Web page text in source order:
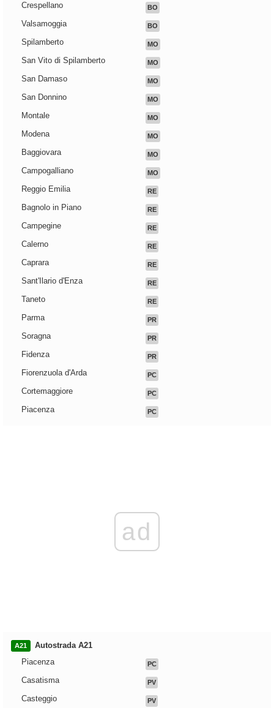
Crespellano BO
Valsamoggia BO
Spilamberto MO
San Vito di Spilamberto MO
San Damaso MO
San Donnino MO
Montale MO
Modena MO
Baggiovara MO
Campogalliano MO
Reggio Emilia RE
Bagnolo in Piano RE
Campegine RE
Calerno RE
Caprara RE
Sant'Ilario d'Enza RE
Taneto RE
Parma PR
Soragna PR
Fidenza PR
Fiorenzuola d'Arda PC
Cortemaggiore PC
Piacenza PC
ad
A21
Autostrada A21
Piacenza
PC
Casatisma PV
Casteggio PV